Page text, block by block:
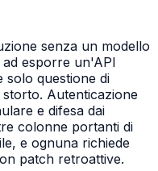
senza un modello
esporre un'API
solo questione di
Autenticazione
e difesa dai
colonne portanti di
e ognuna richiede
patch retroattive.